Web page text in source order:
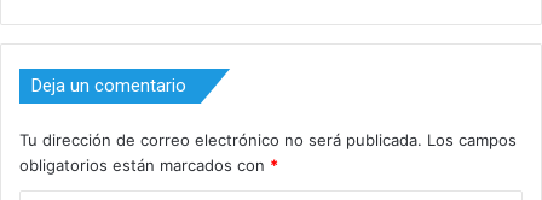
Deja un comentario
Tu dirección de correo electrónico no será publicada. Los campos
obligatorios están marcados con *